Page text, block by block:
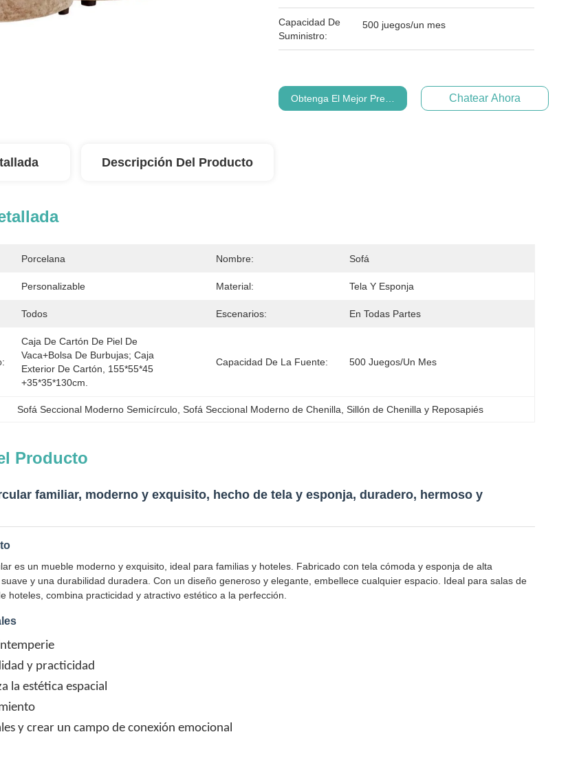
Capacidad De
Suministro:
500 juegos/un mes
Obtenga El Mejor Precio Chatear Ahora
Descripción Del Producto
Porcelana Nombre: Sofá
Personalizable Material: Tela Y Esponja
Todos Escenarios: En Todas Partes
Caja De Cartón De Piel De
Vaca+bolsa De Burbujas; Caja
Exterior De Cartón, 155*55*45
+35*35*130cm.
Capacidad De La Fuente: 500 Juegos/un Mes
Sofá Seccional Moderno Semicírculo , Sofá Seccional Moderno de Chenilla , Sillón de Chenilla y Reposapiés
Producto
familiar, moderno y exquisito, hecho de tela y esponja, duradero, hermoso y
es un mueble moderno y exquisito, ideal para familias y hoteles. Fabricado con tela cómoda y esponja de alta
y una durabilidad duradera. Con un diseño generoso y elegante, embellece cualquier espacio. Ideal para salas de
hoteles, combina practicidad y atractivo estético a la perfección.
y practicidad
la estética espacial
y crear un campo de conexión emocional